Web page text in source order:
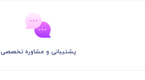
پشتیبانی و مشاوره تخصصی